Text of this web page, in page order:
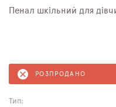
Пенал шкільний для
РОЗПРОДАНО
Тип: